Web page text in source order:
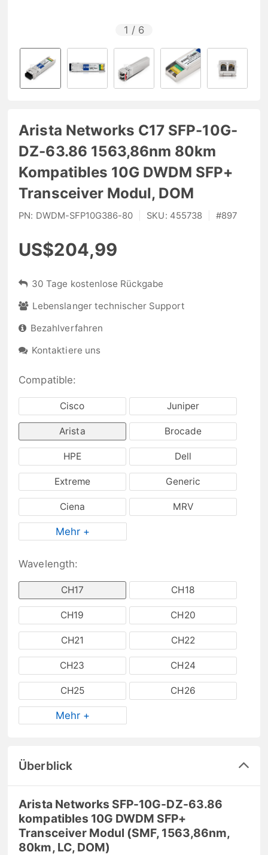
1 / 6
Arista Networks C17 SFP-10G-
DZ-63.86 1563,86nm 80km
Kompatibles 10G DWDM SFP+
Transceiver Modul, DOM
PN: DWDM-SFP10G386-80 SKU: 455738 #897
US$204,99
30 Tage kostenlose Rückgabe
Lebenslanger technischer Support
Bezahlverfahren
Kontaktiere uns
Compatible:
Cisco Juniper
Arista Brocade
HPE Dell
Extreme Generic
Ciena MRV
Mehr +
Wavelength:
CH17 CH18
CH19 CH20
CH21 CH22
CH23 CH24
CH25 CH26
Mehr +
Überblick
Arista Networks SFP-10G-DZ-63.86
kompatibles 10G DWDM SFP+
Transceiver Modul (SMF, 1563,86nm,
80km, LC, DOM)